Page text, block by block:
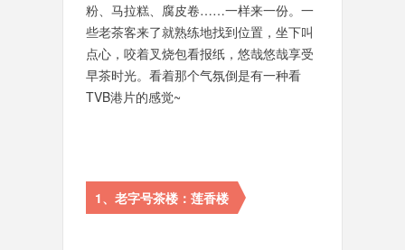
粉、马拉糕、腐皮卷……一样来一份。一
些老茶客来了就熟练地找到位置，坐下叫
点心，咬着叉烧包看报纸，悠哉悠哉享受
早茶时光。看着那个气氛倒是有一种看
TVB港片的感觉~
1、老字号茶楼：莲香楼